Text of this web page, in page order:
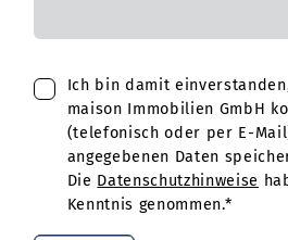
Ich bin damit
maison Immobilien GmbH
(telefonisch oder per E-
angegebenen Daten
Die Datenschutzhinweise
Kenntnis genommen.*